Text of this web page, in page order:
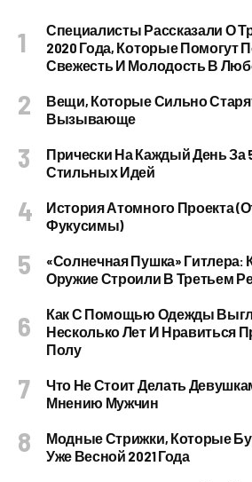
Специалисты Рассказали О
2020 Года, Которые Помогут
Свежесть И Молодость В
Вещи, Которые Сильно
Вызывающе
Прически На Каждый День За
Стильных Идей
История Атомного Проекта
Фукусимы)
«Солнечная Пушка» Гитлера:
Оружие Строили В Третьем
Как С Помощью Одежды
Несколько Лет И Нравиться
Полу
Что Не Стоит Делать
Мнению Мужчин
Модные Стрижки, Которые
Уже Весной 2021 Года